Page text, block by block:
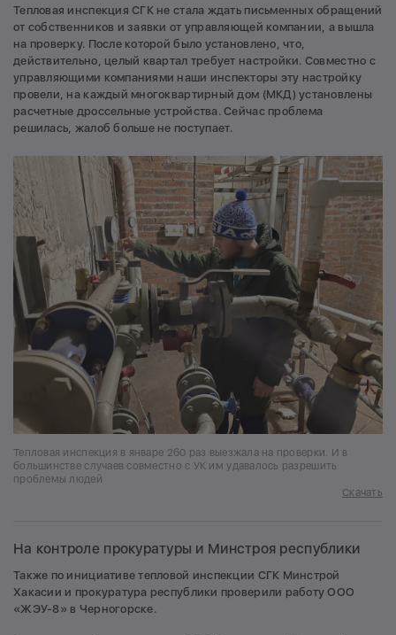
Тепловая инспекция СГК не стала ждать письменных обращений
от собственников и заявки от управляющей компании, а вышла
на проверку. После которой было установлено, что,
действительно, целый квартал требует настройки. Совместно с
управляющими компаниями наши инспекторы эту настройку
провели, на каждый многоквартирный дом (МКД) установлены
расчетные дроссельные устройства. Сейчас проблема
решилась, жалоб больше не поступает.
Тепловая инспекция в январе 260 раз выезжала на проверки. И в
большинстве случаев совместно с УК им удавалось разрешить
проблемы людей
Скачать
На контроле прокуратуры и Минстроя республики
Также по инициативе тепловой инспекции СГК Минстрой
Хакасии и прокуратура республики проверили работу ООО
«ЖЭУ-8» в Черногорске.